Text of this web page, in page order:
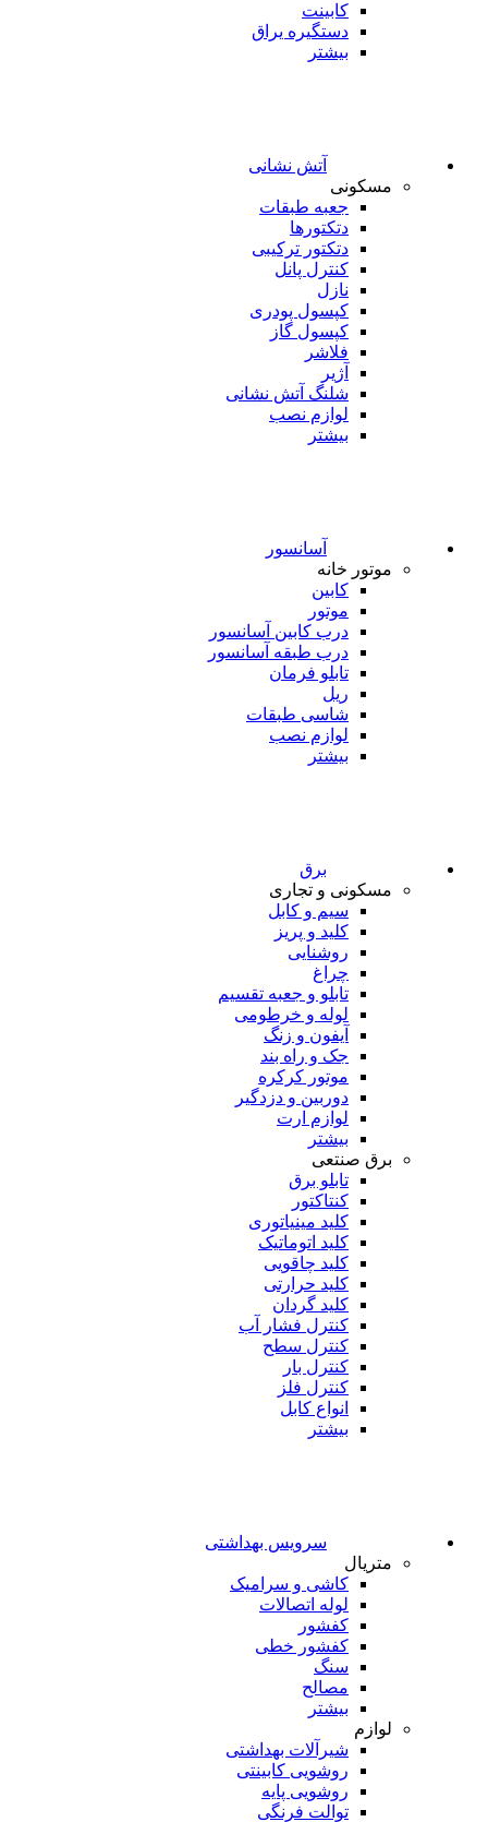
کابینت
دستگیره یراق
بیشتر
آتش نشانی
مسکونی
جعبه طبقات
دتکتورها
دتکتور ترکیبی
کنترل پانل
نازل
کپسول پودری
کپسول گاز
فلاشر
آژیر
شلنگ آتش نشانی
لوازم نصب
بیشتر
آسانسور
موتور خانه
کابین
موتور
درب کابین آسانسور
درب طبقه آسانسور
تابلو فرمان
ریل
شاسی طبقات
لوازم نصب
بیشتر
برق
مسکونی و تجاری
سیم و کابل
کلید و پریز
روشنایی
چراغ
تابلو و جعبه تقسیم
لوله و خرطومی
آیفون و زنگ
جک و راه بند
موتور کرکره
دوربین و دزدگیر
لوازم ارت
بیشتر
برق صنتعی
تابلو برق
کنتاکتور
کلید مینیاتوری
کلید اتوماتیک
کلید چاقویی
کلید حرارتی
کلید گردان
کنترل فشار آب
کنترل سطح
کنترل بار
کنترل فلز
انواع کابل
بیشتر
سرویس بهداشتی
متریال
کاشی و سرامیک
لوله اتصالات
کفشور
کفشور خطی
سنگ
مصالح
بیشتر
لوازم
شیرآلات بهداشتی
روشویی کابینتی
روشویی پایه
توالت فرنگی